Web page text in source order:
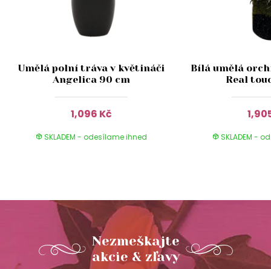
Umělá polní tráva v květináči
Angelica 90 cm
1,096 Kč
SKLADEM - odesílame ihned
Bílá umělá
Real
SKLADEM -
Nezmeškajte
akcie & zľavy